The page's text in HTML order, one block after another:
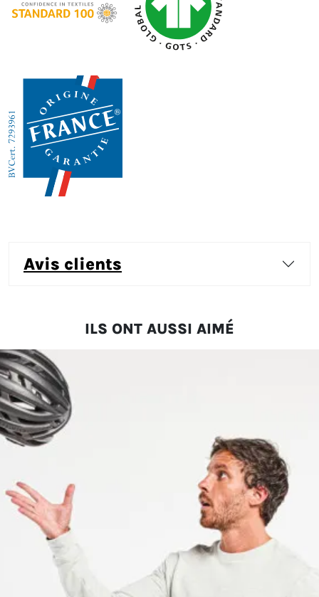
avis clients
ILS ONT AUSSI AIMÉ